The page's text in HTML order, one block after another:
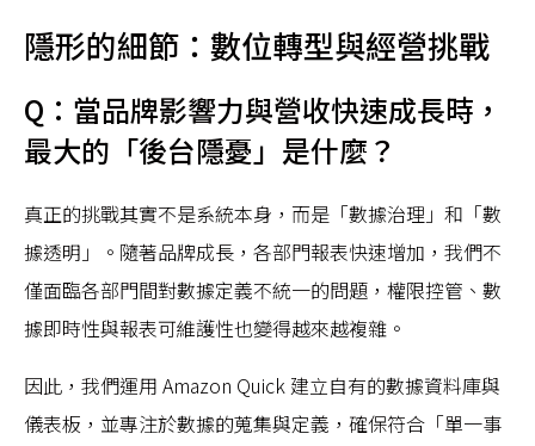
隱形的細節：數位轉型與經營挑戰
Q：當品牌影響力與營收快速成長時，
最大的「後台隱憂」是什麼？
真正的挑戰其實不是系統本身，而是「數據治理」和「數
據透明」。隨著品牌成長，各部門報表快速增加，我們不
僅面臨各部門間對數據定義不統一的問題，權限控管、數
據即時性與報表可維護性也變得越來越複雜。
因此，我們運用 Amazon Quick 建立自有的數據資料庫與
儀表板，並專注於數據的蒐集與定義，確保符合「單一事